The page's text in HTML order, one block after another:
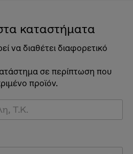
καταστήματα
να διαθέτει διαφορετικό
σε περίπτωση που
προϊόν.